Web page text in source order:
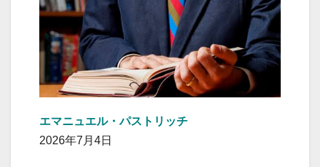
エマニュエル・パストリッチ
2026年7月4日